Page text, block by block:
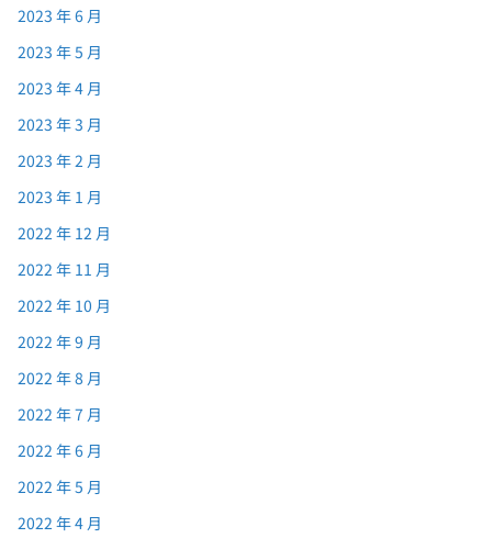
2023 年 6 月
2023 年 5 月
2023 年 4 月
2023 年 3 月
2023 年 2 月
2023 年 1 月
2022 年 12 月
2022 年 11 月
2022 年 10 月
2022 年 9 月
2022 年 8 月
2022 年 7 月
2022 年 6 月
2022 年 5 月
2022 年 4 月